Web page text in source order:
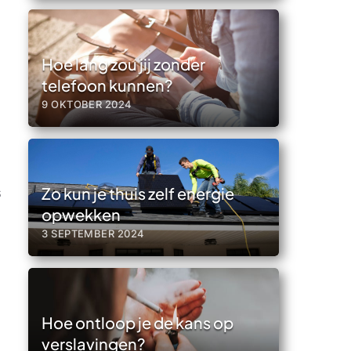
Hoe lang zou jij zonder
telefoon kunnen?
9 OKTOBER 2024
Zo kun je thuis zelf energie
opwekken
3 SEPTEMBER 2024
Hoe ontloop je de kans op
verslavingen?